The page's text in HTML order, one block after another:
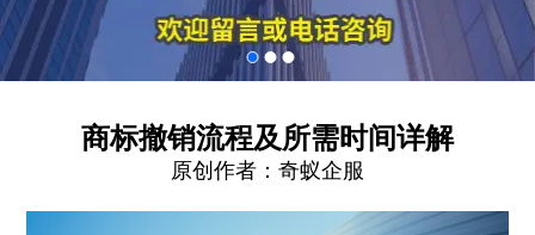
商标撤销流程及所需时间详解
原创作者： 奇蚁企服